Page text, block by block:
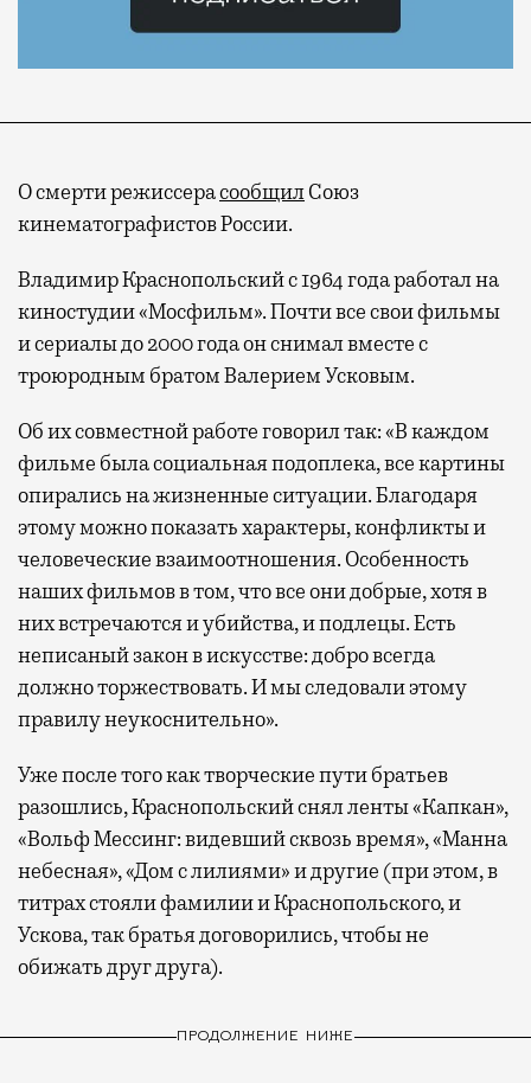
О смерти режиссерасообщилСоюз
кинематографистов России.
Владимир Краснопольский с 1964 года работал на
киностудии «Мосфильм». Почти все свои фильмы
и сериалы до 2000 года он снимал вместе с
троюродным братом Валерием Усковым.
Об их совместной работе говорил так: «В каждом
фильме была социальная подоплека, все картины
опирались на жизненные ситуации. Благодаря
этому можно показать характеры, конфликты и
человеческие взаимоотношения. Особенность
наших фильмов в том, что все они добрые, хотя в
них встречаются и убийства, и подлецы. Есть
неписаный закон в искусстве: добро всегда
должно торжествовать. И мы следовали этому
правилу неукоснительно».
Уже после того как творческие пути братьев
разошлись, Краснопольский снял ленты «Капкан»,
«Вольф Мессинг: видевший сквозь время», «Манна
небесная», «Дом с лилиями» и другие (при этом, в
титрах стояли фамилии и Краснопольского, и
Ускова, так братья договорились, чтобы не
обижать друг друга).
ПРОДОЛЖЕНИЕ НИЖЕ